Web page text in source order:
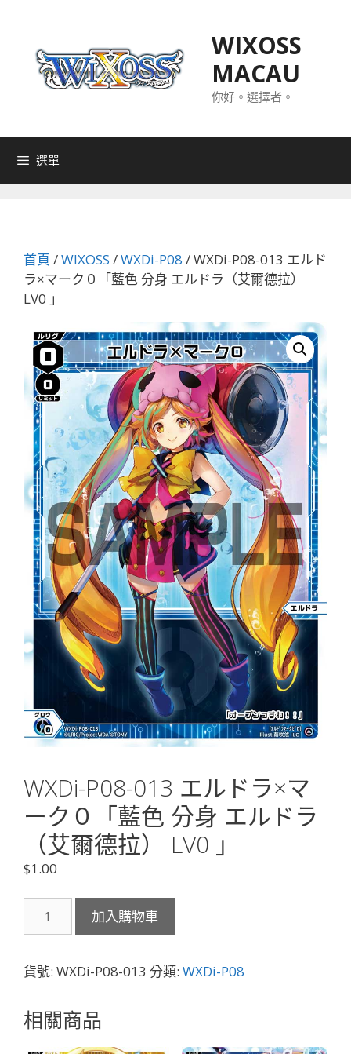
WIXOSS
MACAU
你好。選擇者。
選單
首頁 /WIXOSS /WXDi-P08 / WXDi-P08-013 エルド
ラ×マーク０「藍色 分身 エルドラ（艾爾德拉）
LV0 」
WXDi-P08-013 エルドラ×マ
ーク０「藍色 分身 エルドラ
（艾爾德拉） LV0 」
$1.00
P08-
エ
ラ
加入購物車
貨號: WXDi-P08-013 分類: WXDi-P08
相關商品